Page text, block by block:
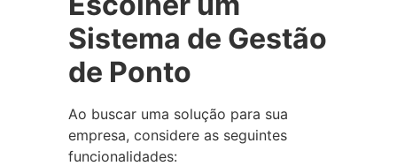
Sistema de Gestão
de Ponto
Ao buscar uma solução para sua
empresa, considere as seguintes
funcionalidades: